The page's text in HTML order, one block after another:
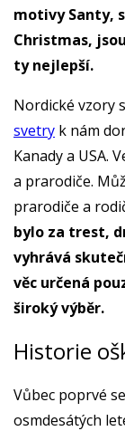
motivy Santy,
Christmas,
ty nejlepší.
Nordické vzory
svetry k nám
Kanady a USA.
a prarodiče.
prarodiče a
bylo za trest,
vyhrává
věc určená
široký výběr.
Historie
Vůbec poprvé
osmdesátých